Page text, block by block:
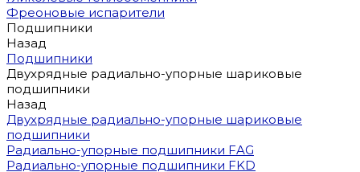
Фреоновые испарители
Подшипники
Назад
Подшипники
Двухрядные радиально-упорные шариковые
подшипники
Назад
Двухрядные радиально-упорные шариковые
подшипники
Радиально-упорные подшипники FAG
Радиально-упорные подшипники FKD